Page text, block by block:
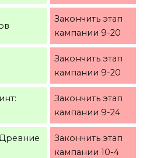
Закончить этап
кампании 9-20
Закончить этап
кампании 9-20
Закончить этап
кампании 9-24
Закончить этап
кампании 10-4